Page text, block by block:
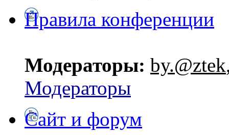
Правила конференции
Модераторы: by.@ztek
Модераторы
Сайт и форум